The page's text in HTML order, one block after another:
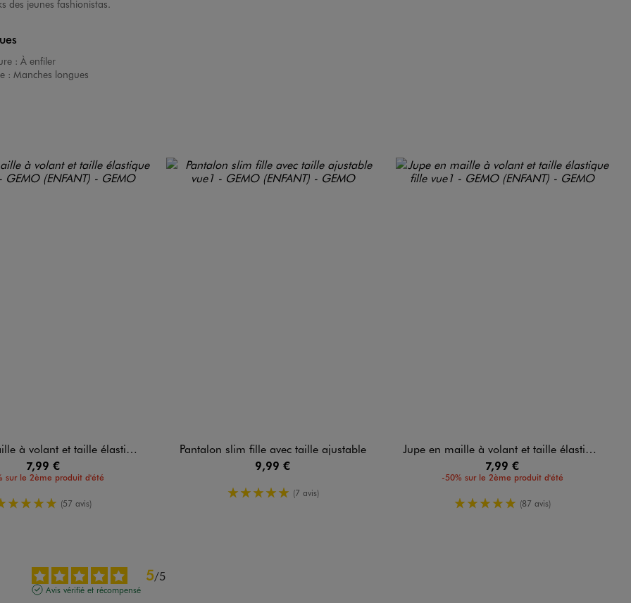
des jeunes fashionistas.
: À enfiler
: Manches longues
à volant et taille élastique fille
7,99 €
sur le 2ème produit d'été
5/5 de moyenne
(57 avis)
Pantalon slim fille avec taille ajustable
9,99 €
5/5 de moyenne
(7 avis)
Jupe en maille à volant et taille élastique fille
7,99 €
-50% sur le 2ème produit d'été
5/5 de moyenne
(87 avis)
5/5
Avis vérifié et récompensé